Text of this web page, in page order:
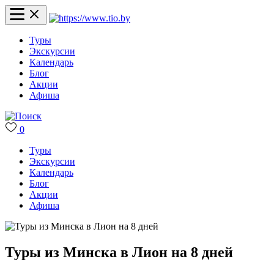
Туры
Экскурсии
Календарь
Блог
Акции
Афиша
0
Туры
Экскурсии
Календарь
Блог
Акции
Афиша
Туры из Минска в Лион на 8 дней